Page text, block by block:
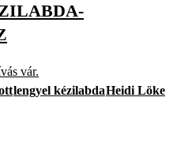
vár.
lengyel kézilabdaHeidi Löke